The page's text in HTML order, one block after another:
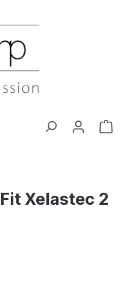
Xelastec 2